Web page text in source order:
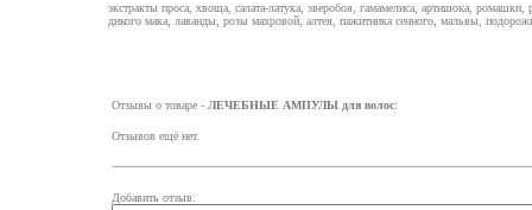
экстракты проса, хвоща, салата-латука, зверобоя, гамамелиса, артишока, ромашки,
дикого мака, лаванды, розы махровой, алтея, пажитника сенного, мальвы,
Отзывы о товаре - ЛЕЧЕБНЫЕ АМПУЛЫ для волос:
Отзывов ещё нет.
Добавить отзыв: